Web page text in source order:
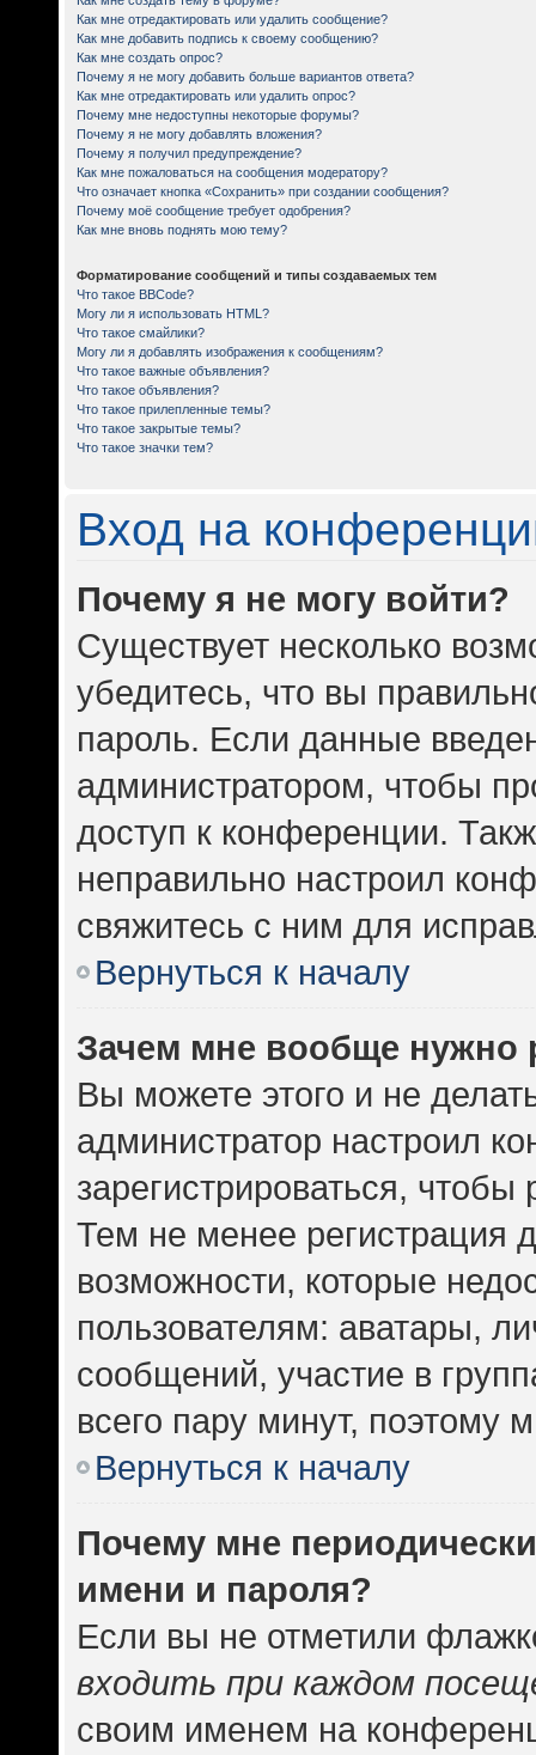
Как мне отредактировать или удалить сообщение?
Как мне добавить подпись к своему сообщению?
Как мне создать опрос?
Почему я не могу добавить больше вариантов ответа?
Как мне отредактировать или удалить опрос?
Почему мне недоступны некоторые форумы?
Почему я не могу добавлять вложения?
Почему я получил предупреждение?
Как мне пожаловаться на сообщения модератору?
Что означает кнопка «Сохранить» при создании сообщения?
Почему моё сообщение требует одобрения?
Как мне вновь поднять мою тему?
Форматирование сообщений и типы создаваемых тем
Что такое BBCode?
Могу ли я использовать HTML?
Что такое смайлики?
Могу ли я добавлять изображения к сообщениям?
Что такое важные объявления?
Что такое объявления?
Что такое прилепленные темы?
Что такое закрытые темы?
Что такое значки тем?
Вход на
Почему я не могу войти?
Существует несколько
убедитесь, что вы
пароль. Если данные
администратором, чтобы
доступ к конференции.
неправильно настроил
свяжитесь с ним для
Вернуться к началу
Зачем мне вообще нужно
Вы можете этого и не
администратор настроил
зарегистрироваться,
Тем не менее регистрация
возможности, которые
пользователям: аватары,
сообщений, участие в
всего пару минут, поэтому
Вернуться к началу
Почему мне
имени и пароля?
Если вы не отметили
входить при каждом
своим именем на